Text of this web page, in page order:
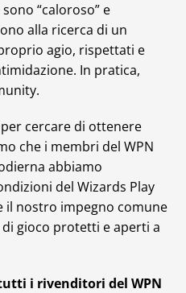
“caloroso” e
alla ricerca di un
agio, rispettati e
In pratica,
cercare di ottenere
che i membri del WPN
abbiamo
del Wizards Play
il nostro impegno comune
gioco protetti e aperti a
i rivenditori del WPN